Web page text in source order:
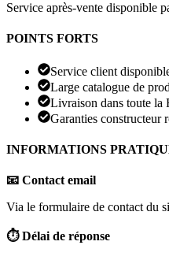
Service après-vente disponible
POINTS FORTS
Service client
Large catalogue de
Livraison dans toute la
Garanties constructeur
INFORMATIONS
📧 Contact email
Via le formulaire de contact du
⏱️ Délai de réponse